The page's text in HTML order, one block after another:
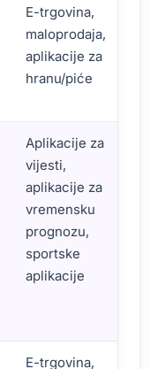
E-trgovina,
maloprodaja,
aplikacije za
hranu/piće
Aplikacije za
vijesti,
aplikacije za
vremensku
prognozu,
sportske
aplikacije
E-trgovina,